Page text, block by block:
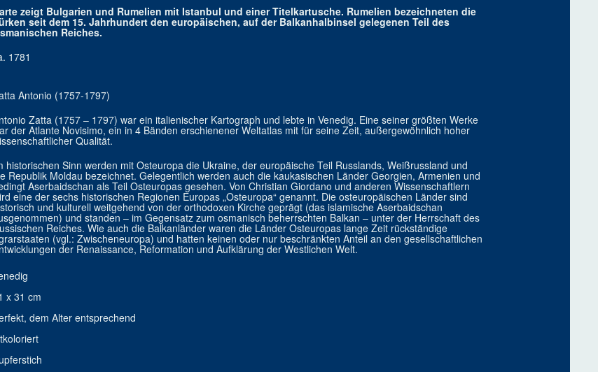
zeigt Bulgarien und Rumelien mit Istanbul und einer Titelkartusche. Rumelien bezeichneten die
seit dem 15. Jahrhundert den europäischen, auf der Balkanhalbinsel gelegenen Teil des
Reiches.
1781
Antonio (1757-1797)
Zatta (1757 – 1797) war ein italienischer Kartograph und lebte in Venedig. Eine seiner größten Werke
der Atlante Novisimo, ein in 4 Bänden erschienener Weltatlas mit für seine Zeit, außergewöhnlich hoher
Qualität.
historischen Sinn werden mit Osteuropa die Ukraine, der europäische Teil Russlands, Weißrussland und
Republik Moldau bezeichnet. Gelegentlich werden auch die kaukasischen Länder Georgien, Armenien und
Aserbaidschan als Teil Osteuropas gesehen. Von Christian Giordano und anderen Wissenschaftlern
eine der sechs historischen Regionen Europas „Osteuropa“ genannt. Die osteuropäischen Länder sind
und kulturell weitgehend von der orthodoxen Kirche geprägt (das islamische Aserbaidschan
und standen – im Gegensatz zum osmanisch beherrschten Balkan – unter der Herrschaft des
Reiches. Wie auch die Balkanländer waren die Länder Osteuropas lange Zeit rückständige
(vgl.: Zwischeneuropa) und hatten keinen oder nur beschränkten Anteil an den gesellschaftlichen
der Renaissance, Reformation und Aufklärung der Westlichen Welt.
x 31 cm
dem Alter entsprechend